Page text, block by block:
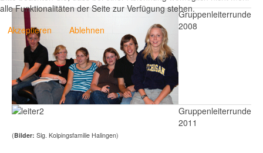
Gruppenleiterrunde
2008
Gruppenleiterrunde
2011
(Bilder: Slg. Kolpingsfamilie Halingen)
alle Funktionalitäten der Seite zur Verfügung stehen.
Akzeptieren
Ablehnen